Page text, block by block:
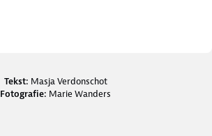
Tekst: Masja Verdonschot
Fotografie: Marie Wanders